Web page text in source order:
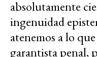
absolutamente
ingenuidad
atenemos a lo
garantista penal,